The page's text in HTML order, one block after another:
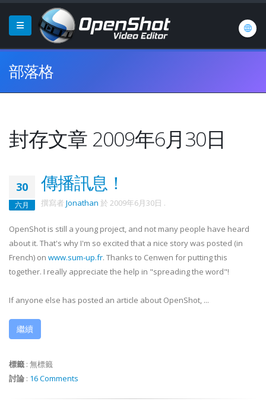
部落格
封存文章 2009年6月30日
30
六月
傳播訊息！
撰寫者 Jonathan 於 2009年6月30日 .
OpenShot is still a young project, and not many people have heard
about it. That's why I'm so excited that a nice story was posted (in
French) on www.sum-up.fr. Thanks to Cenwen for putting this
together. I really appreciate the help in "spreading the word"!
If anyone else has posted an article about OpenShot, ...
繼續
標籤 : 無標籤
討論 : 16 Comments